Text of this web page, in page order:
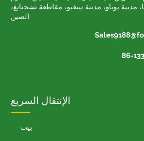
مدينة يوياو، مدينة نينغبو، مقاطعة تشجيانغ،
الصين
الإنتقال السريع
بيت